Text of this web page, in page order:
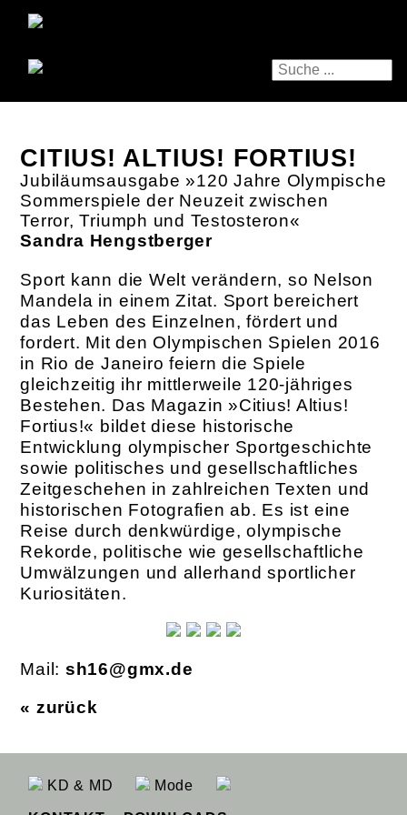
CITIUS! ALTIUS! FORTIUS!
Jubiläumsausgabe »120 Jahre Olympische
Sommerspiele der Neuzeit zwischen
Terror, Triumph und Testosteron«
Sandra Hengstberger
Sport kann die Welt verändern, so Nelson
Mandela in einem Zitat. Sport bereichert
das Leben des Einzelnen, fördert und
fordert. Mit den Olympischen Spielen 2016
in Rio de Janeiro feiern die Spiele
gleichzeitig ihr mittlerweile 120-jähriges
Bestehen. Das Magazin »Citius! Altius!
Fortius!« bildet diese historische
Entwicklung olympischer Sportgeschichte
sowie politisches und gesellschaftliches
Zeitgeschehen in zahlreichen Texten und
historischen Fotografien ab. Es ist eine
Reise durch denkwürdige, olympische
Rekorde, politische wie gesellschaftliche
Umwälzungen und allerhand sportlicher
Kuriositäten.
Mail: sh16@gmx.de
« zurück
KD & MD Mode